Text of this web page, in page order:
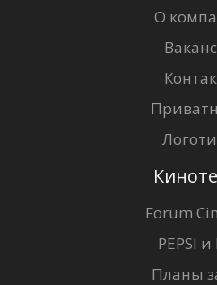
О
Forum
PEPSI и
Планы